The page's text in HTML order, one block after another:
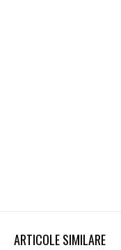
ARTICOLE SIMILARE